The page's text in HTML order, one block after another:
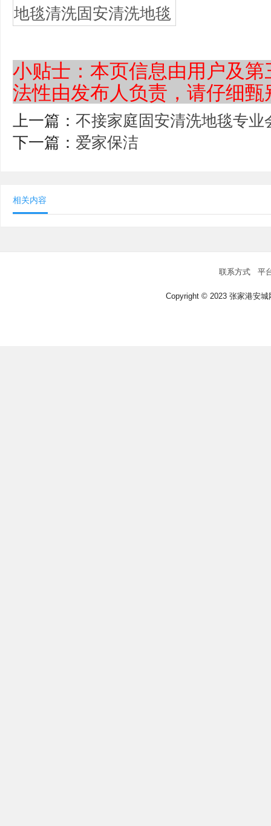
小贴士：本页信息由用户及
法性由发布人负责，请仔细甄
上一篇： 不接家庭固安清洗地毯专
下一篇： 爱家保洁
相关内容
联系方式 平
Copyright © 2023 张家港安